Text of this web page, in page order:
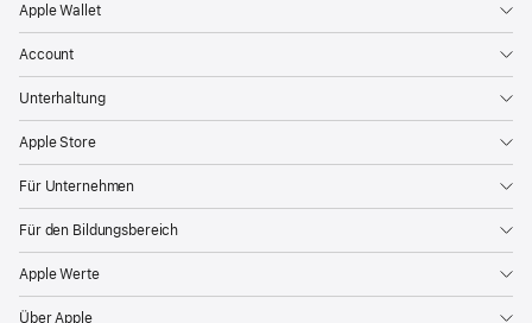
Apple Wallet
Account
Unterhaltung
Apple Store
Für Unternehmen
Für den Bildungsbereich
Apple Werte
Über Apple